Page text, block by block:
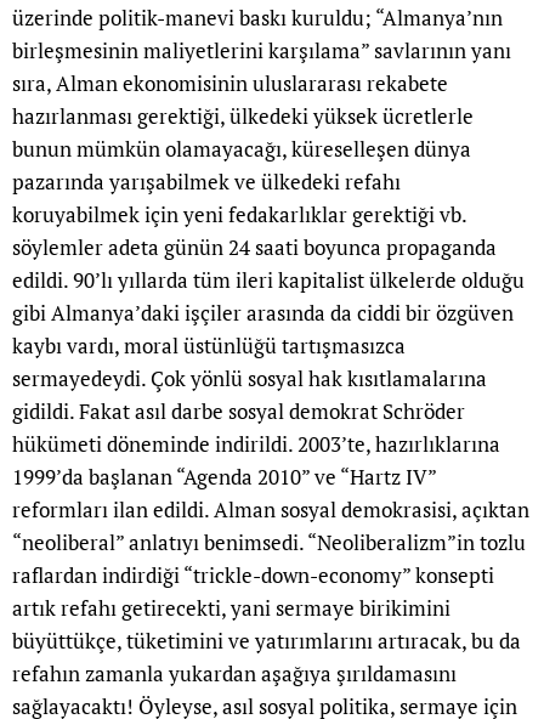
üzerinde politik-manevi baskı kuruldu; “Almanya’nın
birleşmesinin maliyetlerini karşılama” savlarının yanı
sıra, Alman ekonomisinin uluslararası rekabete
hazırlanması gerektiği, ülkedeki yüksek ücretlerle
bunun mümkün olamayacağı, küreselleşen dünya
pazarında yarışabilmek ve ülkedeki refahı
koruyabilmek için yeni fedakarlıklar gerektiği vb.
söylemler adeta günün 24 saati boyunca propaganda
edildi. 90’lı yıllarda tüm ileri kapitalist ülkelerde olduğu
gibi Almanya’daki işçiler arasında da ciddi bir özgüven
kaybı vardı, moral üstünlüğü tartışmasızca
sermayedeydi. Çok yönlü sosyal hak kısıtlamalarına
gidildi. Fakat asıl darbe sosyal demokrat Schröder
hükümeti döneminde indirildi. 2003’te, hazırlıklarına
1999’da başlanan “Agenda 2010” ve “Hartz IV”
reformları ilan edildi. Alman sosyal demokrasisi, açıktan
“neoliberal” anlatıyı benimsedi. “Neoliberalizm”in tozlu
raflardan indirdiği “trickle-down-economy” konsepti
artık refahı getirecekti, yani sermaye birikimini
büyüttükçe, tüketimini ve yatırımlarını artıracak, bu da
refahın zamanla yukardan aşağıya şırıldamasını
sağlayacaktı! Öyleyse, asıl sosyal politika, sermaye için